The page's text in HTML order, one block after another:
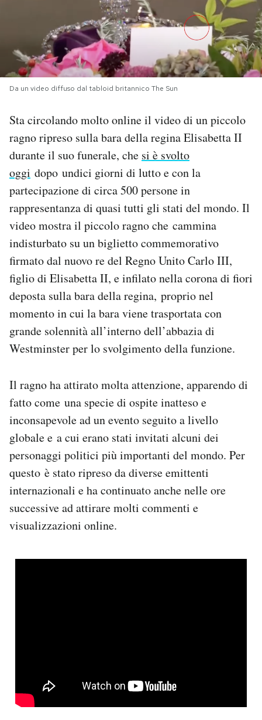
PODCAST
NEWSLETTER
SHOP
CALENDARIO
AREA PERSONALE
Area Personale
Newsletter
Hai bisogno di aiuto?
Esci
Da un video diffuso dal tabloid britannico The Sun
Sta circolando molto online il video di un piccolo
ragno ripreso sulla bara della regina Elisabetta II
durante il suo funerale, che si è svolto
oggi dopo undici giorni di lutto e con la
partecipazione di circa 500 persone in
rappresentanza di quasi tutti gli stati del mondo. Il
video mostra il piccolo ragno che cammina
indisturbato su un biglietto commemorativo
firmato dal nuovo re del Regno Unito Carlo III,
figlio di Elisabetta II, e infilato nella corona di fiori
deposta sulla bara della regina, proprio nel
momento in cui la bara viene trasportata con
grande solennità all’interno dell’abbazia di
Westminster per lo svolgimento della funzione.
Il ragno ha attirato molta attenzione, apparendo di
fatto come una specie di ospite inatteso e
inconsapevole ad un evento seguito a livello
globale e a cui erano stati invitati alcuni dei
personaggi politici più importanti del mondo. Per
questo è stato ripreso da diverse emittenti
internazionali e ha continuato anche nelle ore
successive ad attirare molti commenti e
visualizzazioni online.